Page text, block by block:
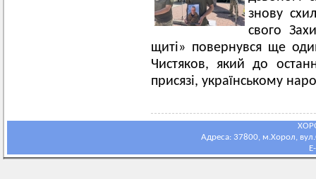
знову
свого
щиті» повернувся ще
Чистяков, який до
присязі, українському
Адреса: 37800, м.Хорол,